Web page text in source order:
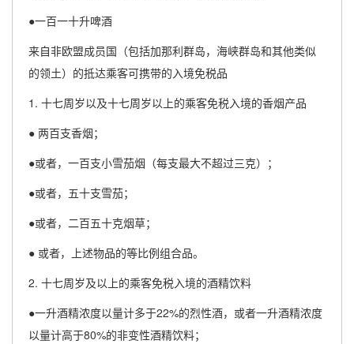
●一百一十升啤酒
来自非欧盟成员国（包括加那利群岛，海峡群岛和其他类似
的领土）的抵达乘客可携带的入境免税品
1. 十七周岁以及十七周岁以上的乘客免税入境的香烟产品
● 两百支香烟；
●或者，一百支小雪茄烟（每支最大不超过三克）；
●或者，五十支雪茄；
●或者，二百五十克烟草；
● 或者，上述物品的等比例组合品。
2. 十七周岁及以上的乘客免税入境的酒精饮料
●一升酒精浓度以量计多于22%的烈性酒，或者一升酒精浓度
以量计高于80%的非变性酒精饮料；